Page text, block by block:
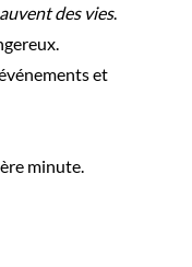
des vies.
et
minute.